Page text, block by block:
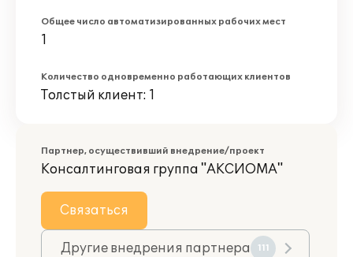
Общее число автоматизированных рабочих мест
1
Количество одновременно работающих клиентов
Толстый клиент: 1
Партнер, осуществивший внедрение/проект
Консалтинговая группа "АКСИОМА"
Связаться
Другие внедрения партнера 111